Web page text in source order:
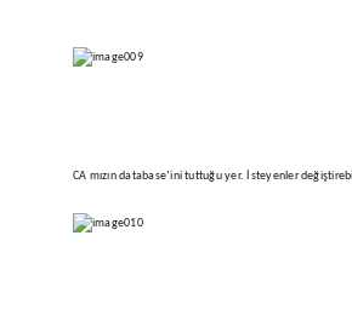
CA mızın database’ini tuttuğu yer. İsteyenler